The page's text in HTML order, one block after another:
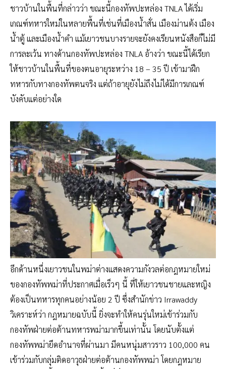
ชาวบ้านในพื้นที่กล่าวว่า ขณะนี้กองทัพปะหล่อง TNLA ได้เริ่ม
เกณฑ์ทหารใหม่ในหลายพื้นที่เช่นที่เมืองน้ำสั่น เมืองม่านต้ง เมือง
น้ำตู้ และเมืองน้ำคำ แม้เยาวชนบางรายจะยังคงเรียนหนังสือก็ไม่มี
การละเว้น ทางด้านกองทัพปะหล่อง TNLA อ้างว่า ขณะนี้ได้เรียก
ให้ชาวบ้านในพื้นที่ของตนอายุระหว่าง 18 – 35 ปี เข้ามาฝึก
ทหารกับทางกองทัพตนจริง แต่ถ้าอายุยังไม่ถึงไม่ได้มีการเกณฑ์
บังคับแต่อย่างใด
อีกด้านหนึ่งเยาวชนในพม่าต่างแสดงความกังวลต่อกฎหมายใหม่
ของกองทัพพม่าที่ประกาศเมื่อเร็วๆ นี้ ที่ให้เยาวชนชายและหญิง
ต้องเป็นทหารทุกคนอย่างน้อย 2 ปี ซึ่งสำนักข่าว Irrawaddy
วิเคราะห์ว่า กฎหมายฉบับนี้ ยิ่งจะทำให้คนรุ่นใหม่เข้าร่วมกับ
กองทัพฝ่ายต่อต้านทหารพม่ามากขึ้นเท่านั้น โดยนับตั้งแต่
กองทัพพม่ายึดอำนาจที่ผ่านมา มีคนหนุ่มสาวราว 100,000 คน
เข้าร่วมกับกลุ่มติดอาวุธฝ่ายต่อต้านกองทัพพม่า โดยกฎหมาย